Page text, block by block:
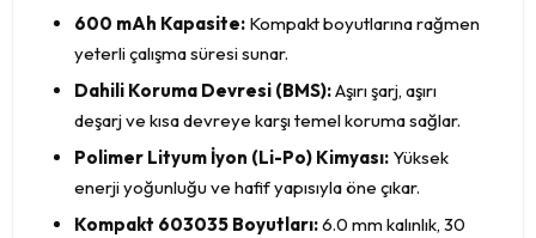
600 mAh Kapasite: Kompakt boyutlarına rağmen
yeterli çalışma süresi sunar.
Dahili Koruma Devresi (BMS):Aşırı şarj, aşırı
deşarj ve kısa devreye karşı temel koruma sağlar.
Polimer Lityum İyon (Li-Po) Kimyası: Yüksek
enerji yoğunluğu ve hafif yapısıyla öne çıkar.
Kompakt 603035 Boyutları:6.0 mm kalınlık, 30